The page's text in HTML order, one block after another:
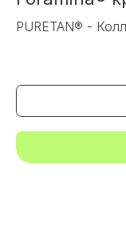
PURETAN® -
TELEGRAM